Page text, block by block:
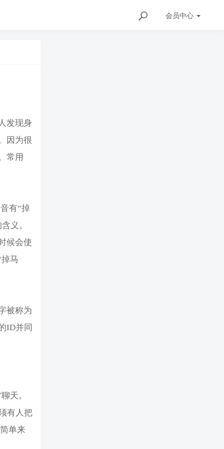
会员中心
发现身
因为很
常用
有“掉
义。
候会使
马
被称为
ID并同
天。
有人把
单来